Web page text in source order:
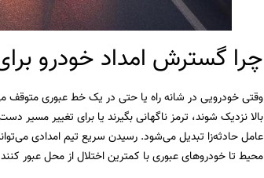
چرا گسترش امداد خودرو
وقتی خودرویی در شانه راه یا حتی در یک خط عبوری
بالا نزدیک شوند، ترمز ناگهانی بگیرند یا برای تغییر
عامل حادثه‌زا تبدیل می‌شود. رسیدن سریع تیم امدادی
محیط تا خودروهای عبوری با کمترین اختلال از محل عبور